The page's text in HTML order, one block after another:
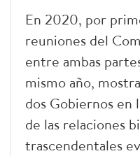
En 2020, por
reuniones del
entre ambas
mismo año,
dos Gobiernos en
de las relaciones
trascendentales